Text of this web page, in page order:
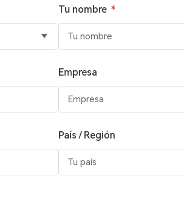
Tu nombre *
Empresa
País / Región